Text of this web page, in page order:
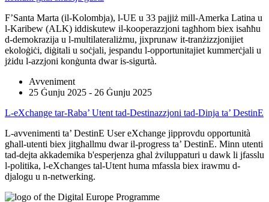
F’Santa Marta (il-Kolombja), l-UE u 33 pajjiż mill-Amerka Latina u
l-Karibew (ALK) iddiskutew il-kooperazzjoni tagħhom biex isaħħu
d-demokrazija u l-multilateraliżmu, jixprunaw it-tranżizzjonijiet
ekoloġiċi, diġitali u soċjali, jespandu l-opportunitajiet kummerċjali u
jżidu l-azzjoni konġunta dwar is-sigurtà.
Avveniment
25 Ġunju 2025 - 26 Ġunju 2025
L-eXchange tar-Raba’ Utent tad-Destinazzjoni tad-Dinja ta’ DestinE
L-avvenimenti ta’ DestinE User eXchange jipprovdu opportunità
għall-utenti biex jitgħallmu dwar il-progress ta’ DestinE. Minn utenti
tad-dejta akkademika b'esperjenza għal żviluppaturi u dawk li jfasslu
l-politika, l-eXchanges tal-Utent huma mfassla biex irawmu d-
djalogu u n-netwerking.